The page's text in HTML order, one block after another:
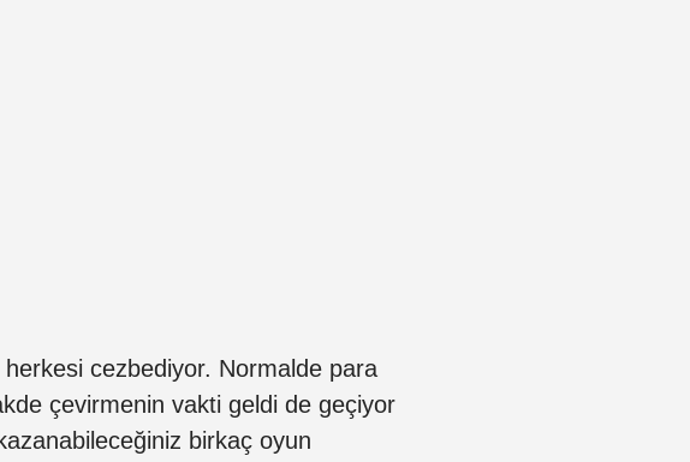
cezbediyor. Normalde para
çevirmenin vakti geldi de geçiyor
birkaç oyun